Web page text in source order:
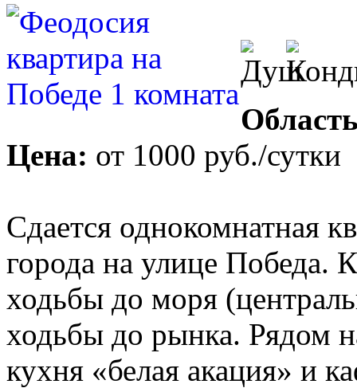
Цена: от 1000 руб./сутки
Сдается однокомнатная
города на улице Победа.
ходьбы до моря
ходьбы до рынка. Рядом
кухня «белая акация» и